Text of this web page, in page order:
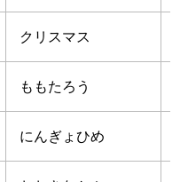
クリスマス
ももたろう
にんぎょひめ